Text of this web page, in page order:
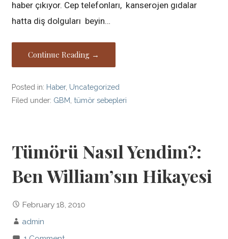
haber çıkıyor. Cep telefonları, kanserojen gıdalar
hatta diş dolguları beyin…
Continue Reading →
Posted in: Haber, Uncategorized
Filed under: GBM ,tümör sebepleri
Tümörü Nasıl Yendim?:
Ben William’sın Hikayesi
February 18, 2010
admin